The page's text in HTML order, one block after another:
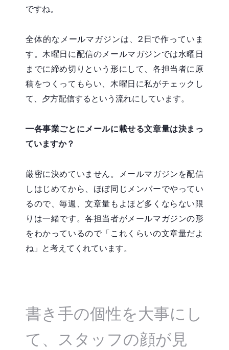
ですね。
全体的なメールマガジンは、2日で作っていま
す。木曜日に配信のメールマガジンでは水曜日
までに締め切りという形にして、各担当者に原
稿をつくってもらい、木曜日に私がチェックし
て、夕方配信するという流れにしています。
━各事業ごとにメールに載せる文章量は決まっ
ていますか？
厳密に決めていません。メールマガジンを配信
しはじめてから、ほぼ同じメンバーでやってい
るので、毎週、文章量もよほど多くならない限
りは一緒です。各担当者がメールマガジンの形
をわかっているので「これくらいの文章量だよ
ね」と考えてくれています。
書き手の個性を大事にし
て、スタッフの顔が見